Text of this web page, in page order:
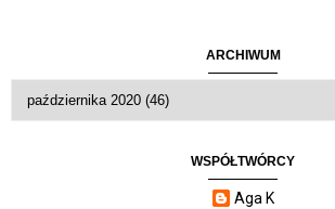
ARCHIWUM
WSPÓŁTWÓRCY
Aga K